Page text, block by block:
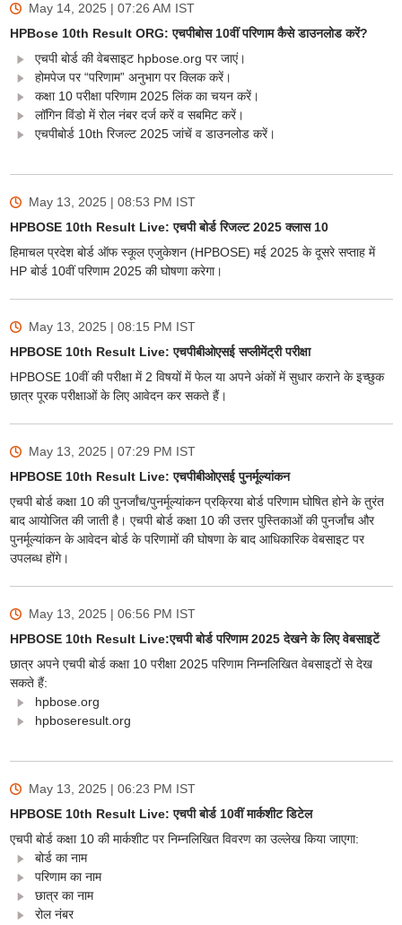
May 14, 2025 | 07:26 AM IST
HPBose 10th Result ORG: एचपीबोस 10वीं परिणाम कैसे डाउनलोड करें?
एचपी बोर्ड की वेबसाइट hpbose.org पर जाएं।
होमपेज पर “परिणाम” अनुभाग पर क्लिक करें।
कक्षा 10 परीक्षा परिणाम 2025 लिंक का चयन करें।
लॉगिन विंडो में रोल नंबर दर्ज करें व सबमिट करें।
एचपीबोर्ड 10th रिजल्ट 2025 जांचें व डाउनलोड करें।
May 13, 2025 | 08:53 PM IST
HPBOSE 10th Result Live: एचपी बोर्ड रिजल्ट 2025 क्लास 10
हिमाचल प्रदेश बोर्ड ऑफ स्कूल एजुकेशन (HPBOSE) मई 2025 के दूसरे सप्ताह में
HP बोर्ड 10वीं परिणाम 2025 की घोषणा करेगा।
May 13, 2025 | 08:15 PM IST
HPBOSE 10th Result Live: एचपीबीओएसई सप्लीमेंट्री परीक्षा
HPBOSE 10वीं की परीक्षा में 2 विषयों में फेल या अपने अंकों में सुधार कराने के इच्छुक
छात्र पूरक परीक्षाओं के लिए आवेदन कर सकते हैं।
May 13, 2025 | 07:29 PM IST
HPBOSE 10th Result Live: एचपीबीओएसई पुनर्मूल्यांकन
एचपी बोर्ड कक्षा 10 की पुनर्जांच/पुनर्मूल्यांकन प्रक्रिया बोर्ड परिणाम घोषित होने के तुरंत
बाद आयोजित की जाती है। एचपी बोर्ड कक्षा 10 की उत्तर पुस्तिकाओं की पुनर्जांच और
पुनर्मूल्यांकन के आवेदन बोर्ड के परिणामों की घोषणा के बाद आधिकारिक वेबसाइट पर
उपलब्ध होंगे।
May 13, 2025 | 06:56 PM IST
HPBOSE 10th Result Live:एचपी बोर्ड परिणाम 2025 देखने के लिए वेबसाइटें
छात्र अपने एचपी बोर्ड कक्षा 10 परीक्षा 2025 परिणाम निम्नलिखित वेबसाइटों से देख
सकते हैं:
hpbose.org
hpboseresult.org
May 13, 2025 | 06:23 PM IST
HPBOSE 10th Result Live: एचपी बोर्ड 10वीं मार्कशीट डिटेल
एचपी बोर्ड कक्षा 10 की मार्कशीट पर निम्नलिखित विवरण का उल्लेख किया जाएगा:
बोर्ड का नाम
परिणाम का नाम
छात्र का नाम
रोल नंबर